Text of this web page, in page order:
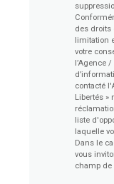
des droits
limitation
votre
l’Agence
contacté
Libertés »
liste
laquelle
Dans le
vous
champ de